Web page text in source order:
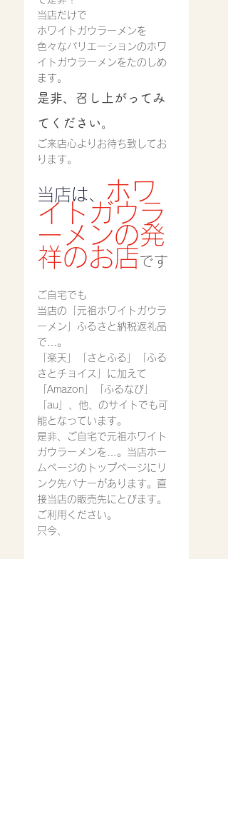
当店だけで
ホワイトガウラーメンを
色々なバリエーションのホワ
イトガウラーメンをたのしめ
ます。
是非、召し上がってみ
てください。
ご来店心よりお待ち致してお
ります。
当店は、
ホワ
イトガウラ
ーメンの発
祥のお店です
ご自宅でも
当店の「元祖ホワイトガウラ
ーメン」ふるさと納税返礼品
で…。
「楽天」「さとふる」「ふる
さとチョイス」に加えて
「Amazon」「ふるなび」
「au」、他、のサイトでも可
能となっています。
是非、ご自宅で元祖ホワイト
ガウラーメンを…。当店ホー
ムページのトップページにリ
ンク先バナーがあります。直
接当店の販売先にとびます。
ご利用ください。
只今、